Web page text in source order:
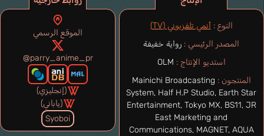
النوع :أنمي تلفزيوني (TV)
المصدر الرئيسي : رواية خفيفة
استديو الإنتاج : OLM
المنتجون : Mainichi Broadcasting
System, Half H.P Studio, Earth Star
Entertainment, Tokyo MX, BS11, JR
East Marketing and
Communications, MAGNET, AQUA
الموقع الرسمي
@parry_anime_pr
(إنجليزي)
(ياباني)
Syoboi